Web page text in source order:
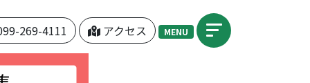
269-4111 アクセス MENU